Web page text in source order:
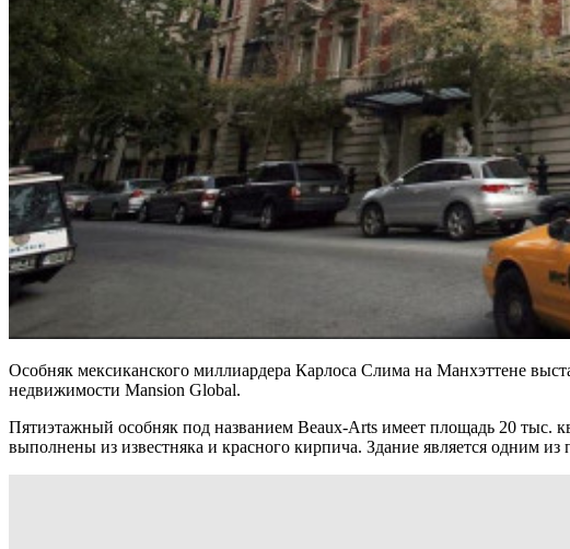
Особняк мексиканского миллиардера Карлоса Слима на Манхэттене
недвижимости Mansion Global.
Пятиэтажный особняк под названием Beaux-Arts имеет площадь 20 тыс.
выполнены из известняка и красного кирпича. Здание является одним